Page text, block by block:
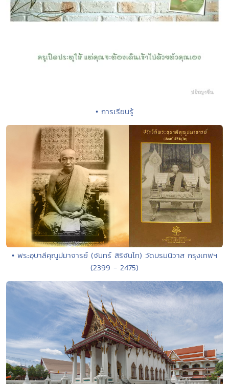
• การเรียนรู้
• พระอุบาลีคุณูปมาจารย์ (จันทร์ สิริจันโท) วัดบรมนิวาส กรุงเทพฯ
(2399 - 2475)